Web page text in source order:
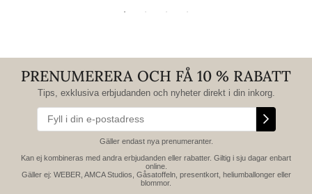
PRENUMERERA OCH FÅ 10 % RABATT
Tips, exklusiva erbjudanden och nyheter direkt i din inkorg.
Gäller endast nya prenumeranter.
Kan ej kombineras med andra erbjudanden eller rabatter. Giltig i sju dagar enbart
online.
Gäller ej: WEBER, AMCA Studios, Gåsatoffeln, presentkort, heliumballonger eller
blommor.